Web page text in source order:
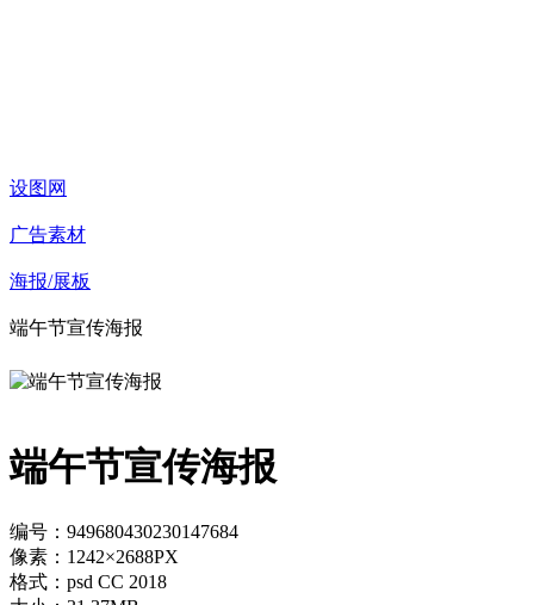
设图网
广告素材
海报/展板
端午节宣传海报
端午节宣传海报
编号：949680430230147684
像素：1242×2688PX
格式：psd CC 2018